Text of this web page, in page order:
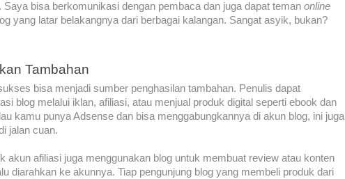
Saya bisa berkomunikasi dengan pembaca dan juga dapat teman online
yang latar belakangnya dari berbagai kalangan. Sangat asyik, bukan?
Tambahan
bisa menjadi sumber penghasilan tambahan. Penulis dapat
blog melalui iklan, afiliasi, atau menjual produk digital seperti ebook dan
kamu punya Adsense dan bisa menggabungkannya di akun blog, ini juga
jalan cuan.
akun afiliasi juga menggunakan blog untuk membuat review atau konten
diarahkan ke akunnya. Tiap pengunjung blog yang membeli produk dari